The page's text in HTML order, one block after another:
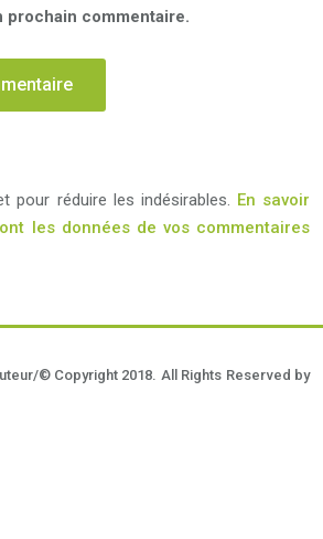
prochain commentaire.
pour réduire les indésirables. En savoir
les données de vos commentaires
© Copyright 2018. All Rights Reserved by